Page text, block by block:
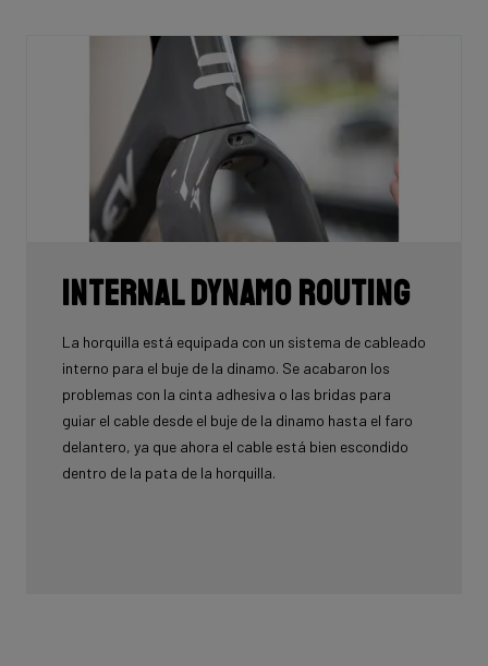
Internal Dynamo Routing
La horquilla está equipada con un sistema de cableado
interno para el buje de la dinamo. Se acabaron los
problemas con la cinta adhesiva o las bridas para
guiar el cable desde el buje de la dinamo hasta el faro
delantero, ya que ahora el cable está bien escondido
dentro de la pata de la horquilla.